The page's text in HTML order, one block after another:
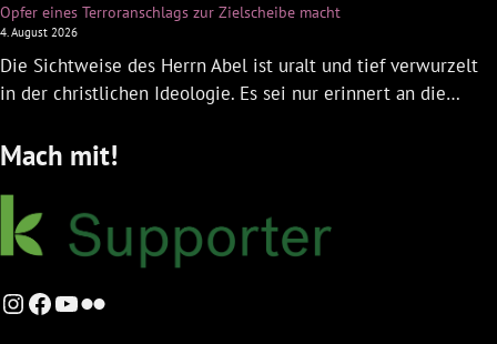
Opfer eines Terroranschlags zur Zielscheibe macht
4. August 2026
Die Sichtweise des Herrn Abel ist uralt und tief verwurzelt
in der christlichen Ideologie. Es sei nur erinnert an die…
Mach mit!
Instagram
Facebook
YouTube
Flickr